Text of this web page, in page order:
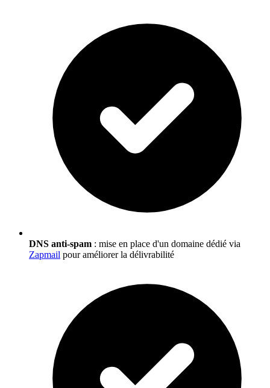
DNS anti-spam : mise en place d'un domaine dédié via
Zapmail pour améliorer la délivrabilité